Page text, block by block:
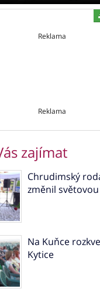
Reklama
Reklama
zajímat
Chrudimský
změnil
Na Kuňce
Kytice